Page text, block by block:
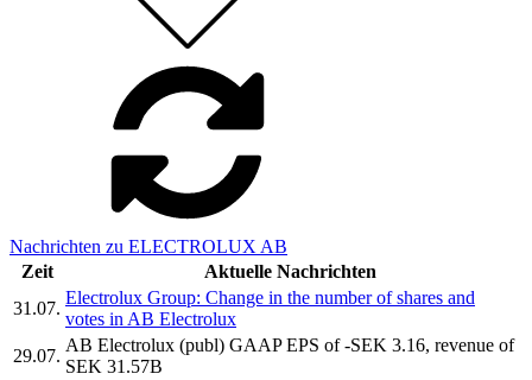
Nachrichten zu ELECTROLUX AB
Zeit
Aktuelle Nachrichten
31.07.
Electrolux Group: Change in the number of shares and
votes in AB Electrolux
29.07.
AB Electrolux (publ) GAAP EPS of -SEK 3.16, revenue of
SEK 31.57B